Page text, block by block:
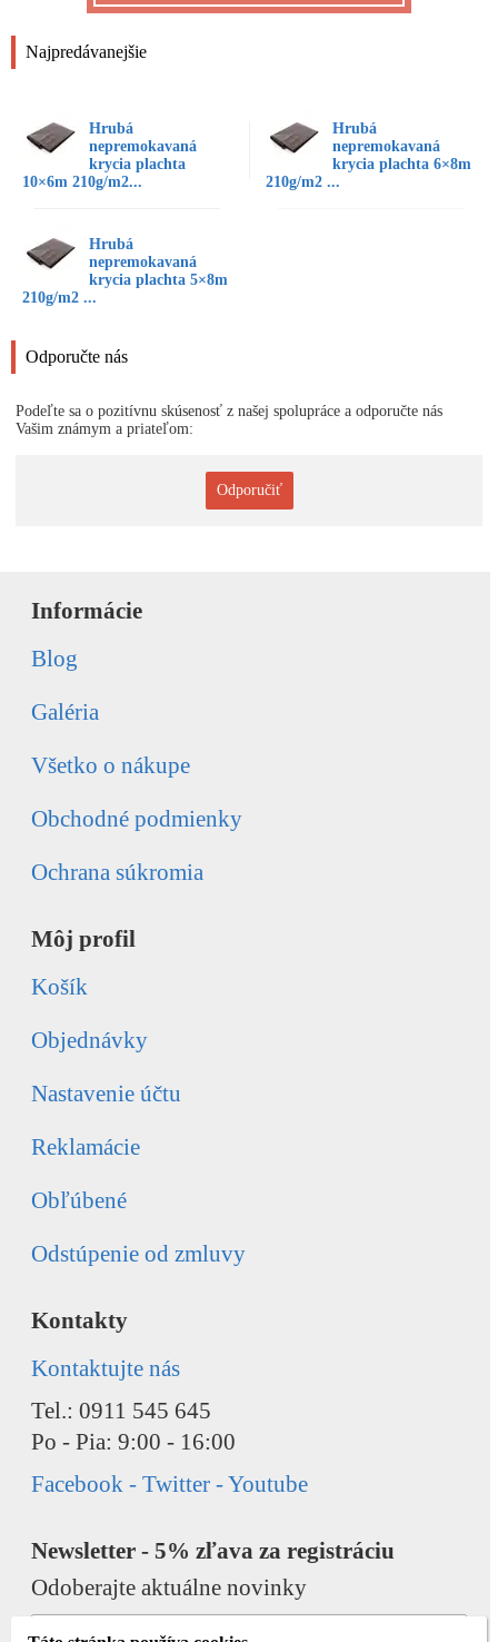
Najpredávanejšie
Hrubá
nepremokavaná
krycia plachta
10×6m 210g/m2...
Hrubá
nepremokavaná
krycia plachta 6×8m
210g/m2 ...
Hrubá
nepremokavaná
krycia plachta 5×8m
210g/m2 ...
Odporučte nás
Podeľte sa o pozitívnu skúsenosť z našej spolupráce a odporučte nás
Vašim známym a priateľom:
Odporučiť
Informácie
Blog
Galéria
Všetko o nákupe
Obchodné podmienky
Ochrana súkromia
Môj profil
Košík
Objednávky
Nastavenie účtu
Reklamácie
Obľúbené
Odstúpenie od zmluvy
Kontakty
Kontaktujte nás
Tel.: 0911 545 645
Po - Pia: 9:00 - 16:00
Facebook - Twitter - Youtube
Newsletter - 5% zľava za registráciu
Odoberajte aktuálne novinky